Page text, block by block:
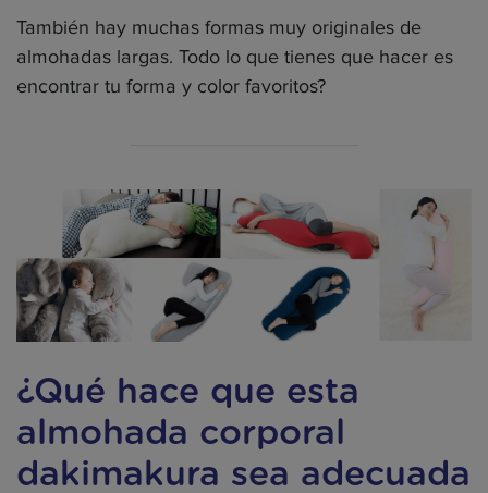
También hay muchas formas muy originales de
almohadas largas. Todo lo que tienes que hacer es
encontrar tu forma y color favoritos?
¿Qué hace que esta
almohada corporal
dakimakura sea adecuada